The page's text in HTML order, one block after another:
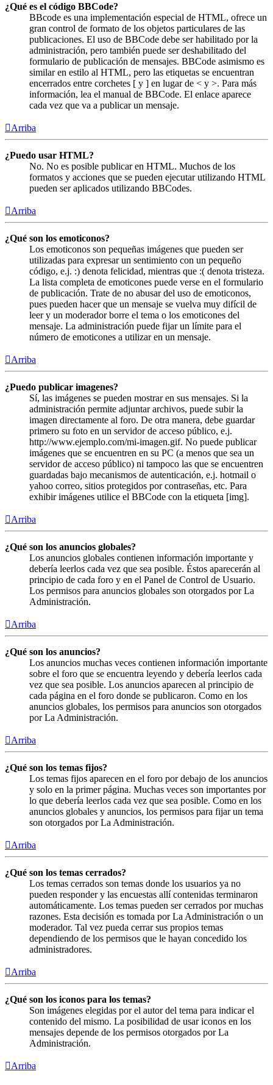
¿Qué es el código BBCode?
BBcode es una implementación especial de HTML, ofrece un
gran control de formato de los objetos particulares de las
publicaciones. El uso de BBCode debe ser habilitado por la
administración, pero también puede ser deshabilitado del
formulario de publicación de mensajes. BBCode asimismo es
similar en estilo al HTML, pero las etiquetas se encuentran
encerrados entre corchetes [ y ] en lugar de < y >. Para más
información, lea el manual de BBCode. El enlace aparece
cada vez que va a publicar un mensaje.
Arriba
¿Puedo usar HTML?
No. No es posible publicar en HTML. Muchos de los
formatos y acciones que se pueden ejecutar utilizando HTML
pueden ser aplicados utilizando BBCodes.
Arriba
¿Qué son los emoticonos?
Los emoticonos son pequeñas imágenes que pueden ser
utilizadas para expresar un sentimiento con un pequeño
código, e.j. :) denota felicidad, mientras que :( denota tristeza.
La lista completa de emoticones puede verse en el formulario
de publicación. Trate de no abusar del uso de emoticonos,
pues pueden hacer que un mensaje se vuelva muy difícil de
leer y un moderador borre el tema o los emoticones del
mensaje. La administración puede fijar un límite para el
número de emoticones a utilizar en un mensaje.
Arriba
¿Puedo publicar imagenes?
Sí, las imágenes se pueden mostrar en sus mensajes. Si la
administración permite adjuntar archivos, puede subir la
imagen directamente al foro. De otra manera, debe guardar
primero su foto en un servidor de acceso público, e.j.
http://www.ejemplo.com/mi-imagen.gif. No puede publicar
imágenes que se encuentren en su PC (a menos que sea un
servidor de acceso público) ni tampoco las que se encuentren
guardadas bajo mecanismos de autenticación, e.j. hotmail o
yahoo correo, sitios protegidos por contraseñas, etc. Para
exhibir imágenes utilice el BBCode con la etiqueta [img].
Arriba
¿Qué son los anuncios globales?
Los anuncios globales contienen información importante y
debería leerlos cada vez que sea posible. Éstos aparecerán al
principio de cada foro y en el Panel de Control de Usuario.
Los permisos para anuncios globales son otorgados por La
Administración.
Arriba
¿Qué son los anuncios?
Los anuncios muchas veces contienen información importante
sobre el foro que se encuentra leyendo y debería leerlos cada
vez que sea posible. Los anuncios aparecen al principio de
cada página en el foro donde se publicaron. Como en los
anuncios globales, los permisos para anuncios son otorgados
por La Administración.
Arriba
¿Qué son los temas fijos?
Los temas fijos aparecen en el foro por debajo de los anuncios
y solo en la primer página. Muchas veces son importantes por
lo que debería leerlos cada vez que sea posible. Como en los
anuncios globales y anuncios, los permisos para fijar un tema
son otorgados por La Administración.
Arriba
¿Qué son los temas cerrados?
Los temas cerrados son temas donde los usuarios ya no
pueden responder y las encuestas allí contenidas terminaron
automáticamente. Los temas pueden ser cerrados por muchas
razones. Esta decisión es tomada por La Administración o un
moderador. Tal vez pueda cerrar sus propios temas
dependiendo de los permisos que le hayan concedido los
administradores.
Arriba
¿Qué son los iconos para los temas?
Son imágenes elegidas por el autor del tema para indicar el
contenido del mismo. La posibilidad de usar iconos en los
mensajes depende de los permisos otorgados por La
Administración.
Arriba